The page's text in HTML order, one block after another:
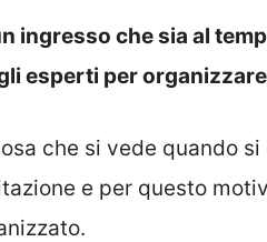
ingresso che sia al
esperti per
che si vede quando
e per questo